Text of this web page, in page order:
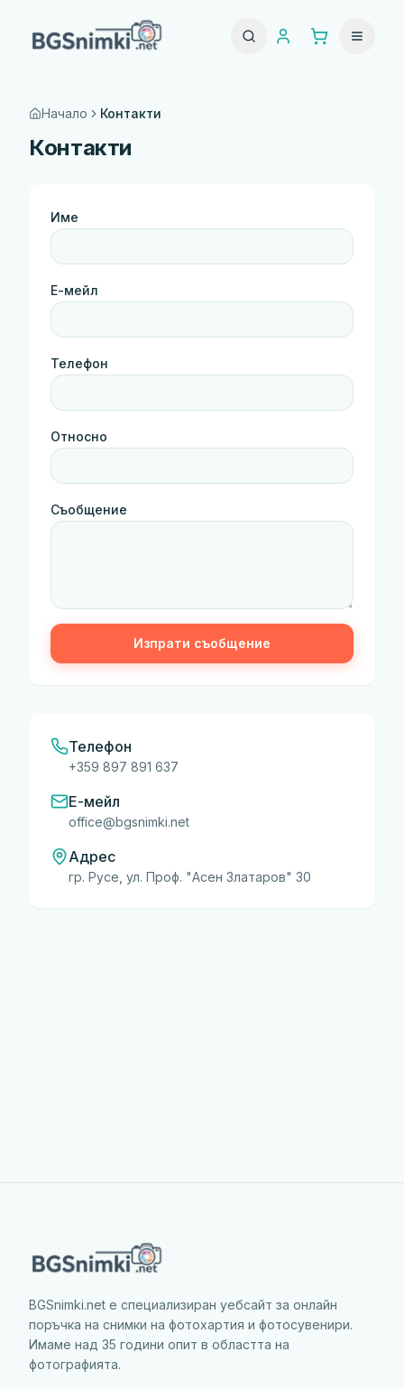
Начало Контакти
Контакти
Име
Е-мейл
Телефон
Относно
Съобщение
Изпрати съобщение
Телефон
+359 897 891 637
Е-мейл
office@bgsnimki.net
Адрес
гр. Русе, ул. Проф. "Асен Златаров" 30
BGSnimki.net е специализиран уебсайт за онлайн
поръчка на снимки на фотохартия и фотосувенири.
Имаме над 35 години опит в областта на
фотографията.